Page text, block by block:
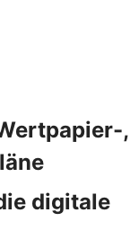
,
digitale